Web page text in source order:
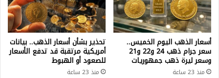
أسعار الذهب اليوم الخميس..
سعر جرام ذهب 24 و22 و21
وسعر ليرة ذهب جمهوريات
منذ 23 ساعة
تحذير بشأن أسعار الذهب.. بيانات
أمريكية مرتقبة قد تدفع الأسعار
للصعود أو الهبوط
منذ 23 ساعة